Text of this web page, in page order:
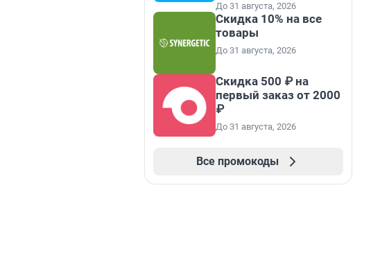
До 31 августа, 2026
Скидка 10% на все
товары
До 31 августа, 2026
Скидка 500 ₽ на
первый заказ от 2000
₽
До 31 августа, 2026
Все промокоды